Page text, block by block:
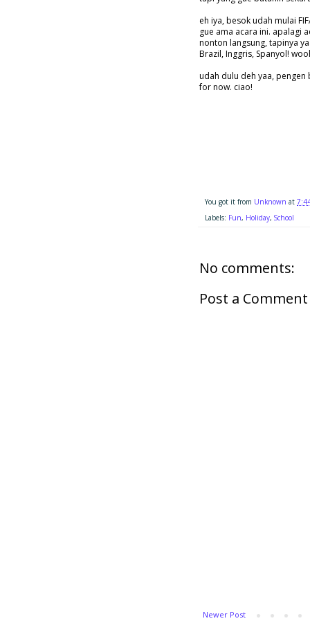
eh iya, besok udah mulai
gue ama acara ini. apalagi
nonton langsung, tapinya
Brazil, Inggris, Spanyol!
udah dulu deh yaa, pengen
for now. ciao!
You got it from Unknown at
Labels: Fun, Holiday, School
No comments:
Post a Comment
Newer Post